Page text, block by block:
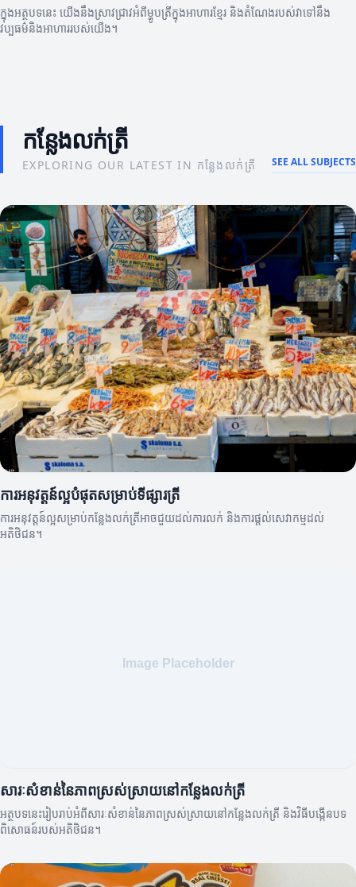
ក្នុងអត្ថបទនេះ យើងនឹងស្រាវជ្រាវអំពីម្ហូបត្រីក្នុងអាហារខ្មែរ និងតំណែងរបស់វាទៅនឹង
វប្បធម៌និងអាហាររបស់យើង។
កន្លែងលក់ត្រី
EXPLORING OUR LATEST IN កន្លែងលក់ត្រី SEE ALL SUBJECTS
ការអនុវត្តន៍ល្អបំផុតសម្រាប់ទីផ្សារត្រី
ការអនុវត្តន៍ល្អសម្រាប់កន្លែងលក់ត្រីអាចជួយដល់ការលក់ និងការផ្តល់សេវាកម្មដល់
អតិថិជន។
សារៈសំខាន់នៃភាពស្រស់ស្រាយនៅកន្លែងលក់ត្រី
អត្ថបទនេះរៀបរាប់អំពីសារៈសំខាន់នៃភាពស្រស់ស្រាយនៅកន្លែងលក់ត្រី និងវិធីបង្កើនបទ
ពិសោធន៍របស់អតិថិជន។